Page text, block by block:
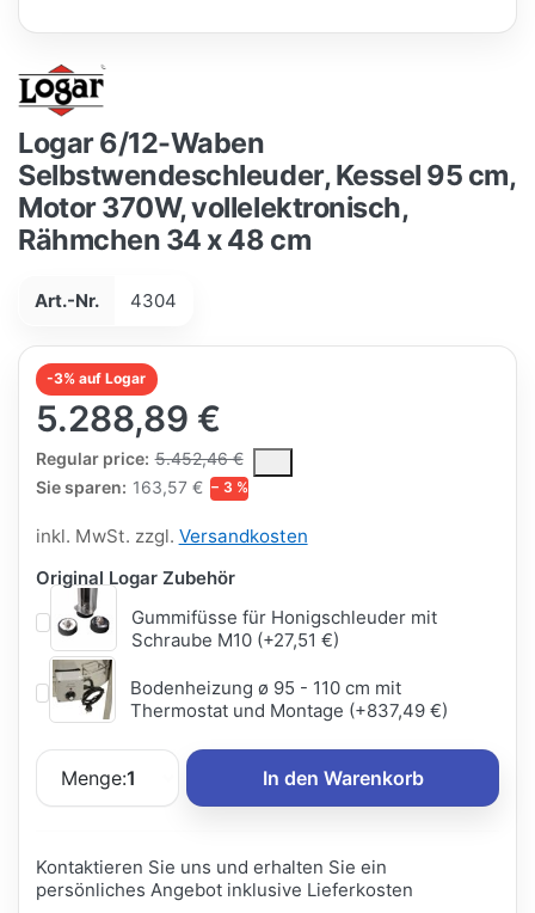
Logar 6/12-Waben
Selbstwendeschleuder, Kessel 95 cm,
Motor 370W, vollelektronisch,
Rähmchen 34 x 48 cm
Art.-Nr. 4304
-3% auf Logar
5.288,89 €
Regular price: 5.452,46 €
The Regular Price is the median selling price paid by
Sie sparen: 163,57 € − 3 %
inkl. MwSt. zzgl. Versandkosten
Original Logar Zubehör
Gummifüsse für Honigschleuder mit
Schraube M10 (+27,51 €)
Bodenheizung ø 95 - 110 cm mit
Thermostat und Montage (+837,49 €)
Menge:1 In den Warenkorb
Kontaktieren Sie uns und erhalten Sie ein
persönliches Angebot inklusive Lieferkosten